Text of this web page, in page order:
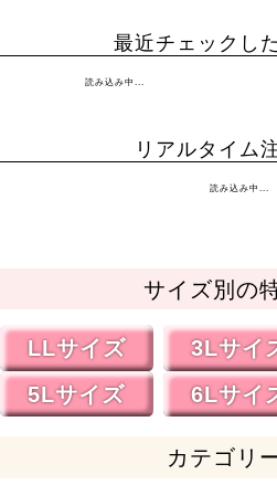
最近チェックし
読み込み中...
リアルタイム
読み込み中...
サイズ別の
LLサイズ 3Lサイ
5Lサイズ
6Lサイ
カテゴリ